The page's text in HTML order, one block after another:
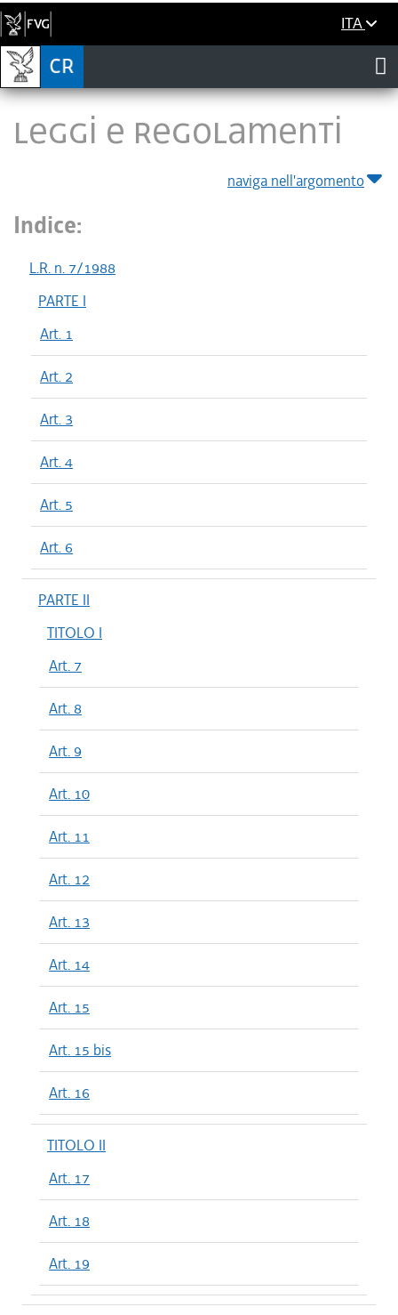
ITA
LEGGI E REGOLAMENTI
naviga nell'argomento
Indice:
L.R. n. 7/1988
PARTE I
Art. 1
Art. 2
Art. 3
Art. 4
Art. 5
Art. 6
PARTE II
TITOLO I
Art. 7
Art. 8
Art. 9
Art. 10
Art. 11
Art. 12
Art. 13
Art. 14
Art. 15
Art. 15 bis
Art. 16
TITOLO II
Art. 17
Art. 18
Art. 19